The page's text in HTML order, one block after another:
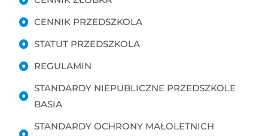
CENNIK PRZEDSZKOLA
STATUT PRZEDSZKOLA
REGULAMIN
STANDARDY NIEPUBLICZNE PRZEDSZKOLE
BASIA
STANDARDY OCHRONY MAŁOLETNICH